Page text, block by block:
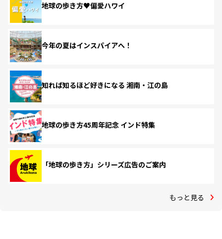
地球の歩き方♥偏愛ハワイ
今年の夏はインスパイアへ！
知れば知るほど好きになる 湘南・江の島
地球の歩き方45周年記念 インド特集
「地球の歩き方」シリーズ広告のご案内
もっと見る